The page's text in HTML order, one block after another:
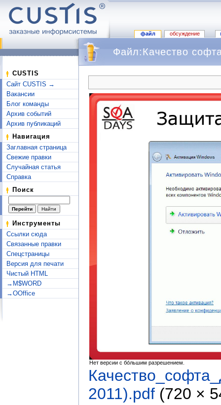
файл обсуждение
CUSTIS
Сайт CUSTIS →
Вакансии
Блог команды
Архив событий
Архив публикаций
Навигация
Заглавная страница
Свежие правки
Случайная статья
Справка
Поиск
Инструменты
Ссылки сюда
Связанные правки
Спецстраницы
Версия для печати
Чистый HTML
→M$WORD
→OOffice
Файл:Качество
Нет версии с бо́льшим разрешением.
2011).pdf (720 ×